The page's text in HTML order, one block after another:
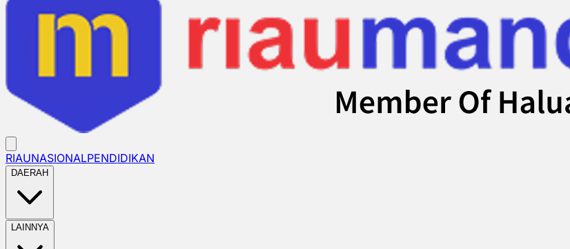
RIAUNASIONALPENDIDIKAN
DAERAH
LAINNYA